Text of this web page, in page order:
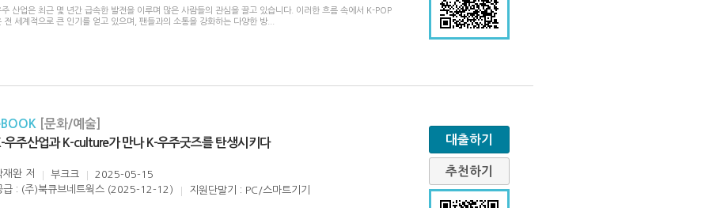
주 산업은 최근 몇 년간 급속한 발전을 이루며 많은 사람들의 관심을 끌고 있습니다. 이러한 흐름 속에서 K-POP
전 세계적으로 큰 인기를 얻고 있으며, 팬들과의 소통을 강화하는 다양한 방...
[문화/예술]
우주산업과 K-culture가 만나 K-우주굿즈를 탄생시키다
재완 저 부크크
2025-05-15
급 : (주)북큐브네트웍스 (2025-12-12)
지원단말기 : PC/스마트기기
대출하기
추천하기